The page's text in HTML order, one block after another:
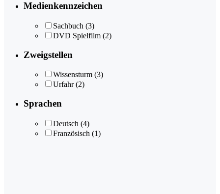
Medienkennzeichen
Sachbuch (3)
DVD Spielfilm (2)
Zweigstellen
Wissensturm (3)
Urfahr (2)
Sprachen
Deutsch (4)
Französisch (1)